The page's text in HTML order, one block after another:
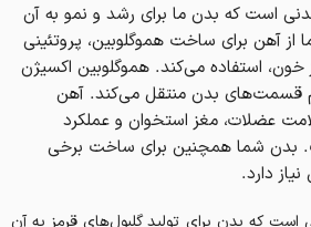
است که بدن ما برای رشد و نمو به آن
از آهن برای ساخت هموگلوبین، پروتئینی
خون، استفاده می‌کند. هموگلوبین اکسیژن
قسمت‌های بدن منتقل می‌کند. آهن
عضلات، مغز استخوان و عملکرد
بدن شما همچنین برای ساخت برخی
دارد.
است که بدن برای تولید گلبول‌های قرمز به آن